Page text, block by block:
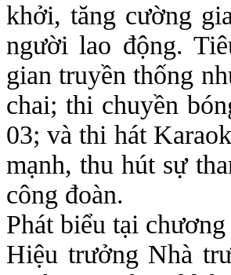
khởi, tăng cường
người lao động.
gian truyền thống
chai; thi chuyền
03; và thi hát
mạnh, thu hút sự
công đoàn.
Phát biểu tại
Hiệu trưởng Nhà